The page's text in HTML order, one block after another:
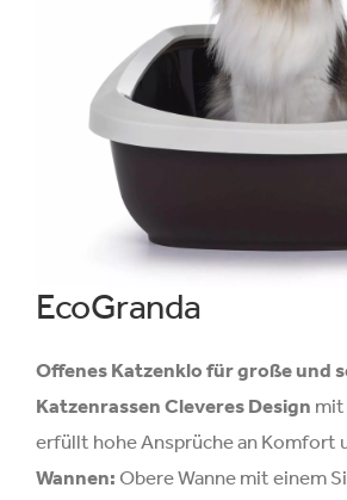
EcoGranda
Offenes Katzenklo für große und
Katzenrassen Cleveres Design mit
erfüllt hohe Ansprüche an Komfort
Wannen: Obere Wanne mit einem